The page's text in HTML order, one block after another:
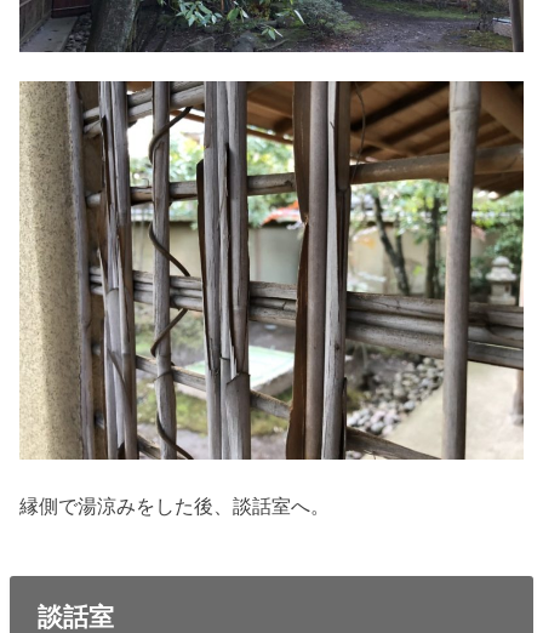
縁側で湯涼みをした後、談話室へ。
談話室